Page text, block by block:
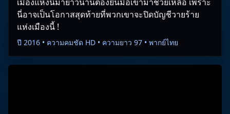
นี่อาจเป็นโอกาสสุดท้ายที่พวกเขาจะปิดบัญชีวายร้าย
แห่งเมืองนี้ !
ปี 2016 • ความคมชัด HD • ความยาว 97 • พากย์ไทย